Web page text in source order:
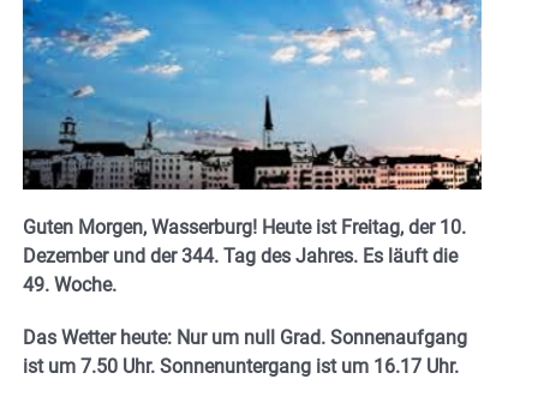
Guten Morgen, Wasserburg! Heute ist Freitag, der 10.
Dezember und der 344. Tag des Jahres. Es läuft die
49. Woche.
Das Wetter heute: Nur um null Grad. Sonnenaufgang
ist um 7.50 Uhr. Sonnenuntergang ist um 16.17 Uhr.